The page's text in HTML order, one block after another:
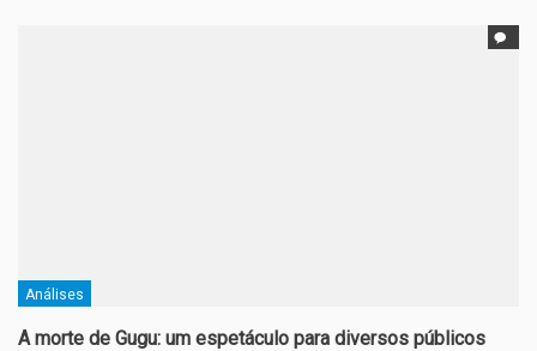
Análises
A morte de Gugu: um espetáculo para diversos públicos